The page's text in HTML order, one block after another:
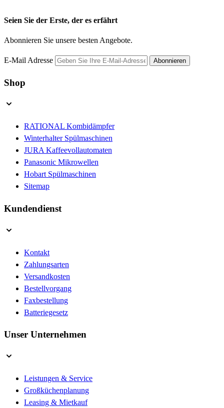
Seien Sie der Erste, der es erfährt
Abonnieren Sie unsere besten Angebote.
E-Mail Adresse Abonnieren
Shop
RATIONAL Kombidämpfer
Winterhalter Spülmaschinen
JURA Kaffeevollautomaten
Panasonic Mikrowellen
Hobart Spülmaschinen
Sitemap
Kundendienst
Kontakt
Zahlungsarten
Versandkosten
Bestellvorgang
Faxbestellung
Batteriegesetz
Unser Unternehmen
Leistungen & Service
Großküchenplanung
Leasing & Mietkauf